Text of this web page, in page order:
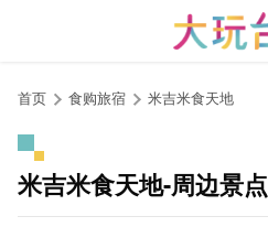
首页 食购旅宿 米吉米食天地
米吉米食天地-周边景点